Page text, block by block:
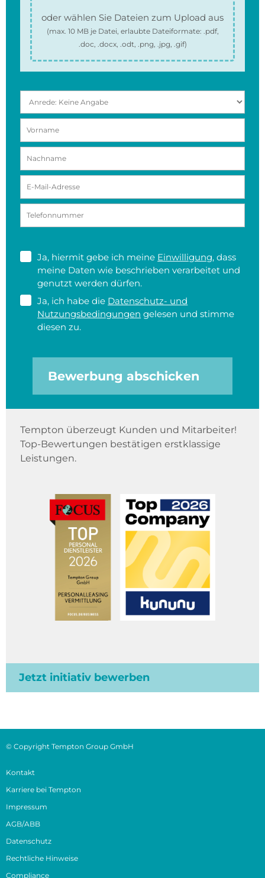
oder wählen Sie Dateien zum Upload aus
(max. 10 MBje Datei, erlaubte Dateiformate: .pdf,
.doc, .docx, .odt, .png, .jpg, .gif)
Ja, hiermit gebe ich meine Einwilligung, dass
meine Daten wie beschrieben verarbeitet und
genutzt werden dürfen.
Ja, ich habe die Datenschutz- und
Nutzungsbedingungen gelesen und stimme
diesen zu.
Bewerbung abschicken
Tempton überzeugt Kunden und Mitarbeiter!
Top-Bewertungen bestätigen erstklassige
Leistungen.
Jetzt initiativ bewerben
© Copyright Tempton Group GmbH
Kontakt
Karriere bei Tempton
Impressum
AGB/ABB
Datenschutz
Rechtliche Hinweise
Compliance